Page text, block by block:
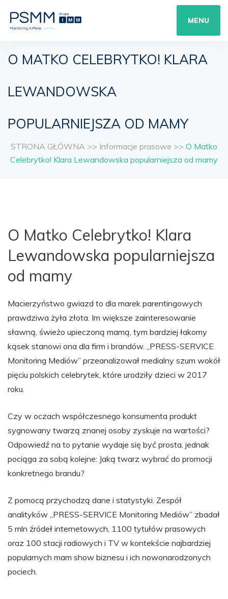
MENU
O MATKO CELEBRYTKO! KLARA
LEWANDOWSKA
POPULARNIEJSZA OD MAMY
STRONA GŁÓWNA >> Informacje prasowe >> O Matko
Celebrytko! Klara Lewandowska popularniejsza od mamy
O Matko Celebrytko! Klara
Lewandowska popularniejsza
od mamy
Macierzyństwo gwiazd to dla marek parentingowych
prawdziwa żyła złota. Im większe zainteresowanie
sławną, świeżo upieczoną mamą, tym bardziej łakomy
kąsek stanowi ona dla firm i brandów. „PRESS-SERVICE
Monitoring Mediów” przeanalizował medialny szum wokół
pięciu polskich celebrytek, które urodziły dzieci w 2017
roku.
Czy w oczach współczesnego konsumenta produkt
sygnowany twarzą znanej osoby zyskuje na wartości?
Odpowiedź na to pytanie wydaje się być prosta, jednak
pociąga za sobą kolejne: Jaką twarz wybrać do promocji
konkretnego brandu?
Z pomocą przychodzą dane i statystyki. Zespół
analityków „PRESS-SERVICE Monitoring Mediów” zbadał
5 mln źródeł internetowych, 1100 tytułów prasowych
oraz 100 stacji radiowych i TV w kontekście najbardziej
popularnych mam show biznesu i ich nowonarodzonych
pociech.